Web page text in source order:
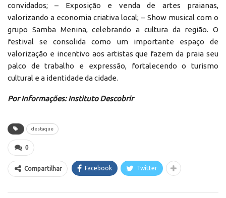
convidados; – Exposição e venda de artes praianas,
valorizando a economia criativa local; – Show musical com o
grupo Samba Menina, celebrando a cultura da região. O
festival se consolida como um importante espaço de
valorização e incentivo aos artistas que fazem da praia seu
palco de trabalho e expressão, fortalecendo o turismo
cultural e a identidade da cidade.
Por Informações: Instituto Descobrir
destaque
0
Compartilhar Facebook Twitter